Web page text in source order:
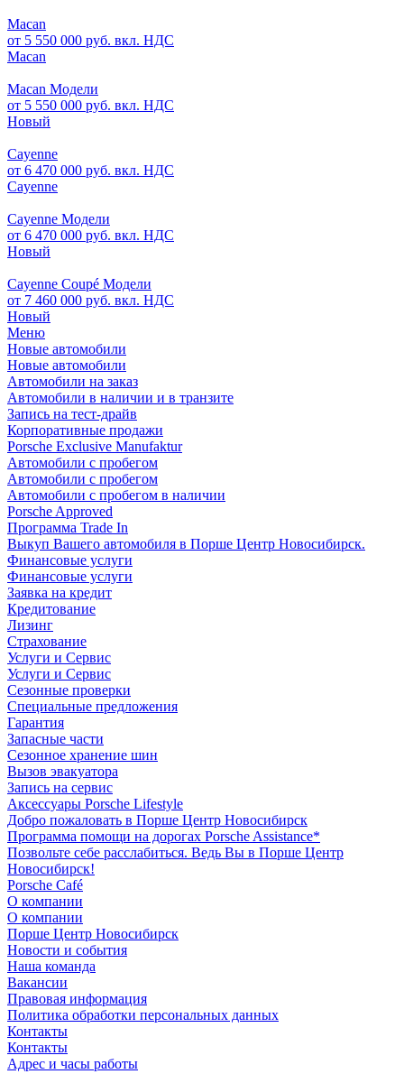
Macan
от 5 550 000 руб. вкл. НДС
Macan
Macan Модели
от 5 550 000 руб. вкл. НДС
Новый
Cayenne
от 6 470 000 руб. вкл. НДС
Cayenne
Cayenne Модели
от 6 470 000 руб. вкл. НДС
Новый
Cayenne Coupé Модели
от 7 460 000 руб. вкл. НДС
Новый
Меню
Новые автомобили
Новые автомобили
Автомобили на заказ
Автомобили в наличии и в транзите
Запись на тест-драйв
Корпоративные продажи
Porsche Exclusive Manufaktur
Автомобили с пробегом
Автомобили с пробегом
Автомобили с пробегом в наличии
Porsche Approved
Программа Trade In
Выкуп Вашего автомобиля в Порше Центр Новосибирск.
Финансовые услуги
Финансовые услуги
Заявка на кредит
Кредитование
Лизинг
Страхование
Услуги и Сервис
Услуги и Сервис
Сезонные проверки
Специальные предложения
Гарантия
Запасные части
Сезонное хранение шин
Вызов эвакуатора
Запись на сервис
Аксессуары Porsche Lifestyle
Добро пожаловать в Порше Центр Новосибирск
Программа помощи на дорогах Porsche Assistance*
Позвольте себе расслабиться. Ведь Вы в Порше Центр
Новосибирск!
Porsche Café
О компании
О компании
Порше Центр Новосибирск
Новости и события
Наша команда
Вакансии
Правовая информация
Политика обработки персональных данных
Контакты
Контакты
Адрес и часы работы